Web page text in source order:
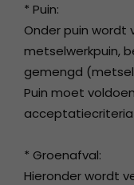
* Puin:
Onder puin wordt
metselwerkpuin,
gemengd
Puin moet
acceptatiecriteria
* Groenafval:
Hieronder wordt